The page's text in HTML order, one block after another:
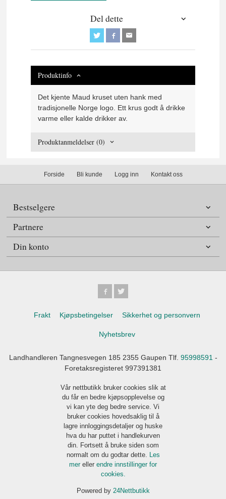
Del dette
Produktinfo
Det kjente Maud kruset uten hank med
tradisjonelle Norge logo. Ett krus godt å drikke
varme eller kalde drikker av.
Produktanmeldelser (0)
Forside Bli kunde Logg inn Kontakt oss
Bestselgere
Partnere
Din konto
Frakt Kjøpsbetingelser Sikkerhet og personvern
Nyhetsbrev
Landhandleren Tangnesvegen 185 2355 Gaupen Tlf. 95998591-
Foretaksregisteret 997391381
Vår nettbutikk bruker cookies slik at
du får en bedre kjøpsopplevelse og
vi kan yte deg bedre service. Vi
bruker cookies hovedsaklig til å
lagre innloggingsdetaljer og huske
hva du har puttet i handlekurven
din. Fortsett å bruke siden som
normalt om du godtar dette.
Les
mer eller endre innstillinger for
cookies.
Powered by 24Nettbutikk